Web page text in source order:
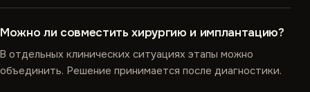
Можно ли совместить хирургию и имплантацию?
В отдельных клинических ситуациях этапы можно
объединить. Решение принимается после диагностики.